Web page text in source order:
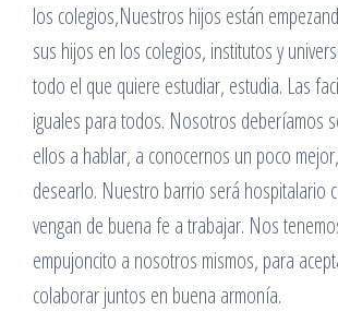
los colegios,Nuestros hijos están
sus hijos en los colegios, institutos y
todo el que quiere estudiar, estudia. Las
iguales para todos. Nosotros deberíamos
ellos a hablar, a conocernos un poco
desearlo. Nuestro barrio será hospitalario
vengan de buena fe a trabajar. Nos
empujoncito a nosotros mismos, para
colaborar juntos en buena armonía.